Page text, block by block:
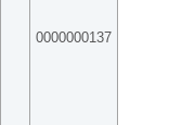
0000000137